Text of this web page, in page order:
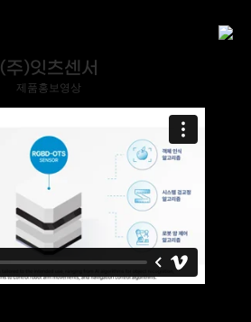
(주)잇츠센서
제품홍보영상